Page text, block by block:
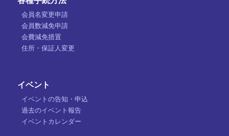
会員名変更申請
会員数減免申請
会費減免措置
住所・保証人変更
イベント
イベントの告知・申込
過去のイベント報告
イベントカレンダー